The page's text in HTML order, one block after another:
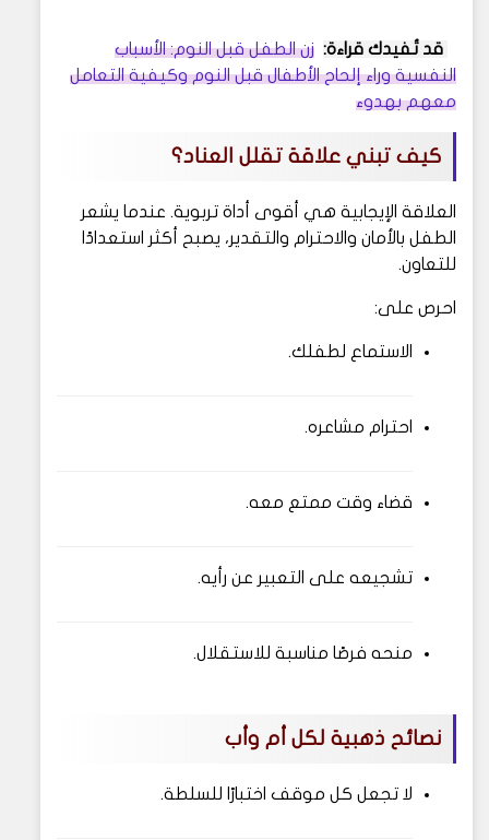
قد تُفيدك قراءة: زن الطفل قبل النوم: الأسباب
النفسية وراء إلحاح الأطفال قبل النوم وكيفية التعامل
معهم بهدوء
كيف تبني علاقة تقلل العناد؟
العلاقة الإيجابية هي أقوى أداة تربوية. عندما يشعر
الطفل بالأمان والاحترام والتقدير، يصبح أكثر استعدادًا
للتعاون.
احرص على:
الاستماع لطفلك.
احترام مشاعره.
قضاء وقت ممتع معه.
تشجيعه على التعبير عن رأيه.
منحه فرصًا مناسبة للاستقلال.
نصائح ذهبية لكل أم وأب
لا تجعل كل موقف اختبارًا للسلطة.